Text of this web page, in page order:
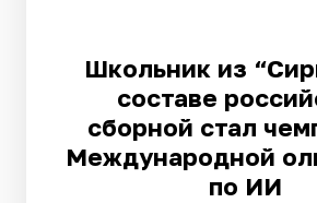
Школьник из
составе
сборной стал
Международной
по ИИ